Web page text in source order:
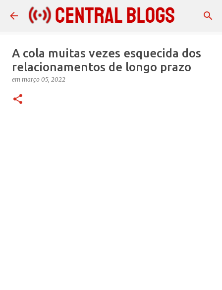
Pular para o conteúdo principal
A cola muitas vezes esquecida dos
relacionamentos de longo prazo
em março 05, 2022